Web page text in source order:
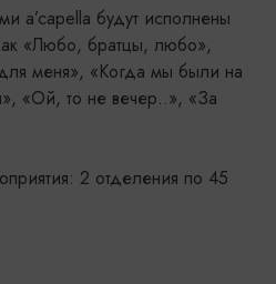
a’capella будут исполнены
«Любо, братцы, любо»,
меня», «Когда мы были на
«Ой, то не вечер..», «За
2 отделения по 45